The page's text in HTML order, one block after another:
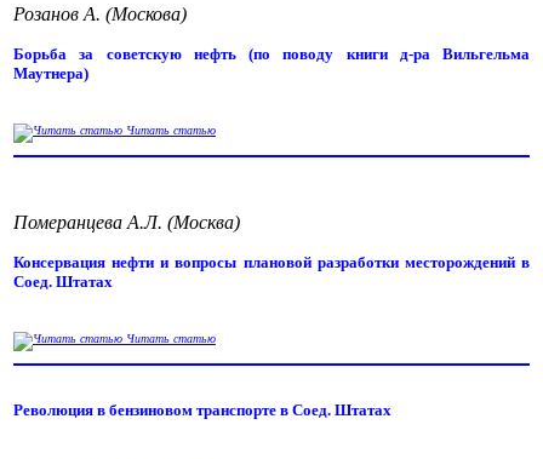
Розанов А. (Москова)
Борьба за советскую нефть (по поводу книги д-ра Вильгельма
Маутнера)
Читать статью
Померанцева А.Л. (Москва)
Консервация нефти и вопросы плановой разработки месторождений в
Соед. Штатах
Читать статью
Революция в бензиновом транспорте в Соед. Штатах